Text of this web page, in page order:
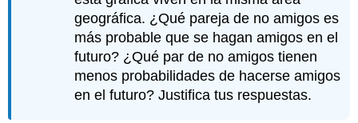
geográfica. ¿Qué pareja de no amigos es
más probable que se hagan amigos en el
futuro? ¿Qué par de no amigos tienen
menos probabilidades de hacerse amigos
en el futuro? Justifica tus respuestas.